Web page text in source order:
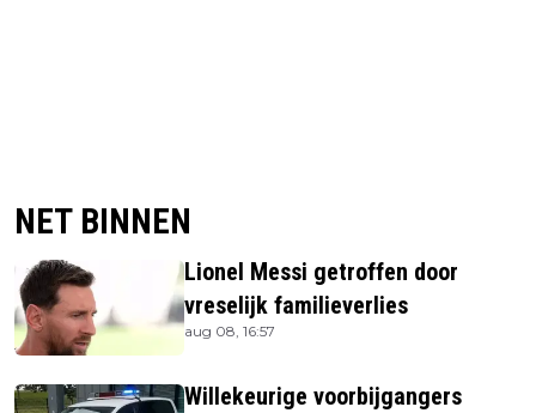
NET BINNEN
Lionel Messi getroffen door
vreselijk familieverlies
aug 08, 16:57
Willekeurige voorbijgangers